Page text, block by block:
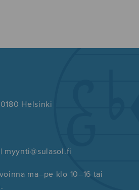
Helsinki
ma–pe klo 10–16 tai